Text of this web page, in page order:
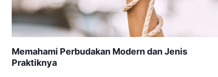
Memahami Perbudakan Modern dan Jenis
Praktiknya